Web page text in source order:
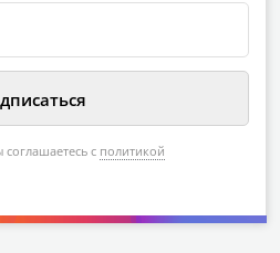
с политикой